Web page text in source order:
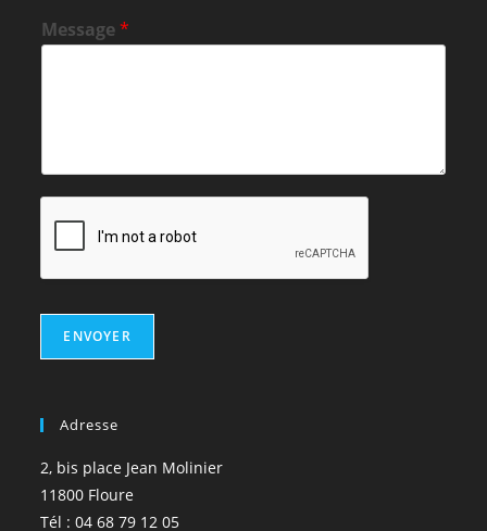
Message*
ENVOYER
Adresse
2, bis place Jean Molinier
11800 Floure
Tél : 04 68 79 12 05